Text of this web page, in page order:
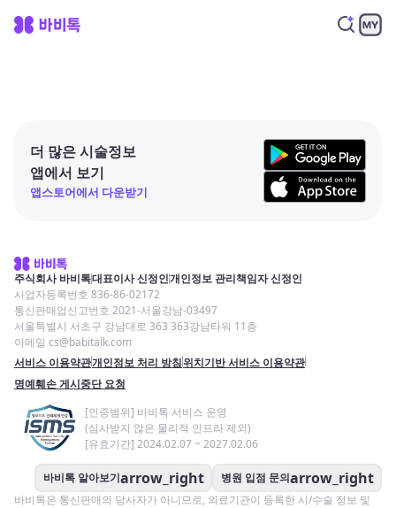
더 많은 시술정보
앱에서 보기
앱스토어에서 다운받기
주식회사 바비톡대표이사 신정인개인정보 관리책임자 신정인
사업자등록번호 836-86-02172
통신판매업신고번호 2021-서울강남-03497
서울특별시 서초구 강남대로 363 363강남타워 11층
이메일 cs@babitalk.com
서비스 이용약관개인정보 처리 방침위치기반 서비스 이용약관
명예훼손 게시중단 요청
[인증범위] 바비톡 서비스 운영
(심사받지 않은 물리적 인프라 제외)
[유효기간] 2024.02.07 ~ 2027.02.06
바비톡 알아보기arrow_right 병원 입점 문의arrow_right
바비톡은 통신판매의 당사자가 아니므로, 의료기관이 등록한 시/수술 정보 및